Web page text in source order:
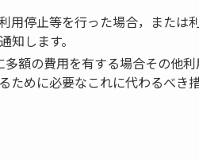
用停止等を行った場合，または
知します。
額の費用を有する場合その他
ために必要なこれに代わるべき